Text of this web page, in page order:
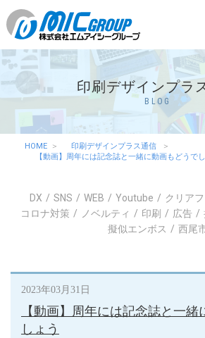
印刷デザインプラ
BLOG
HOME
印刷デザインプラス通信
【動画】周年には記念誌と一緒に動画もどうで
DX SNS WEB Youtube クリア
コロナ対策
ノベルティ 印刷 広告
擬似エンボス
西尾
2023年03月31日
【動画】周年には記念誌と一
しょう